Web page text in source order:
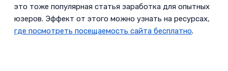
это тоже популярная статья заработка для опытных
юзеров. Эффект от этого можно узнать на ресурсах,
где посмотреть посещаемость сайта бесплатно.